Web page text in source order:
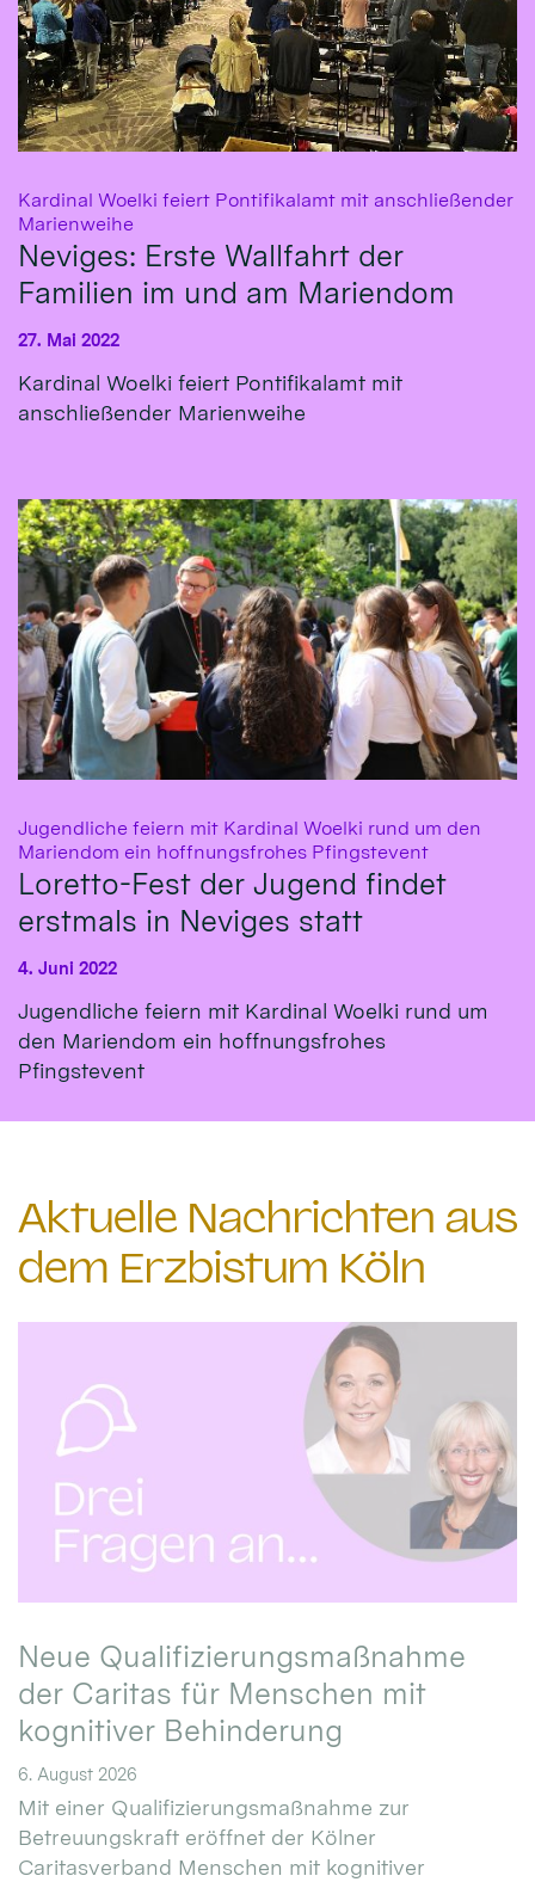
Kardinal Woelki feiert Pontifikalamt mit anschließender
Marienweihe
Neviges: Erste Wallfahrt der
Familien im und am Mariendom
27. Mai 2022
Kardinal Woelki feiert Pontifikalamt mit
anschließender Marienweihe
Jugendliche feiern mit Kardinal Woelki rund um den
Mariendom ein hoffnungsfrohes Pfingstevent:
Loretto-Fest der Jugend findet
erstmals in Neviges statt
4. Juni 2022
Jugendliche feiern mit Kardinal Woelki rund um
den Mariendom ein hoffnungsfrohes
Pfingstevent
Aktuelle Nachrichten aus
dem Erzbistum Köln
Neue Qualifizierungsmaßnahme
der Caritas für Menschen mit
kognitiver Behinderung
6. August 2026
Mit einer Qualifizierungsmaßnahme zur
Betreuungskraft eröffnet der Kölner
Caritasverband Menschen mit kognitiver